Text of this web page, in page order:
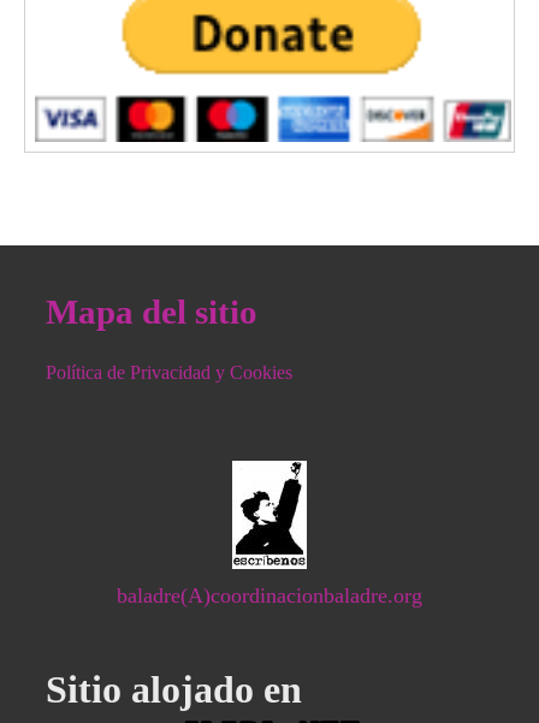
Mapa del sitio
Política de Privacidad y Cookies
baladre(A)coordinacionbaladre.org
Sitio alojado en